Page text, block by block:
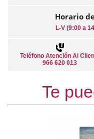
Horario
L-V (9:00 a
Teléfono Atención Al
966 620 013
Te